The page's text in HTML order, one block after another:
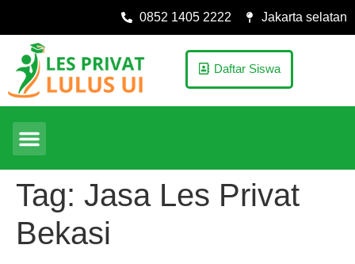
0852 1405 2222 Jakarta selatan
Daftar Siswa
Tag: Jasa Les Privat
Bekasi